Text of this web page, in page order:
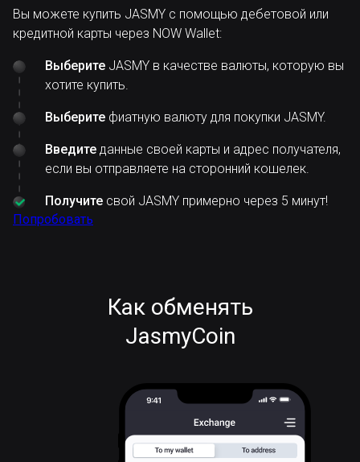
Вы можете купить JASMY с помощью дебетовой или
кредитной карты через NOW Wallet:
Выберите JASMY в качестве валюты, которую вы
хотите купить.
Выберите фиатную валюту для покупки JASMY.
Введите данные своей карты и адрес получателя,
если вы отправляете на сторонний кошелек.
Получите свой JASMY примерно через 5 минут!
Попробовать
Как обменять
JasmyCoin